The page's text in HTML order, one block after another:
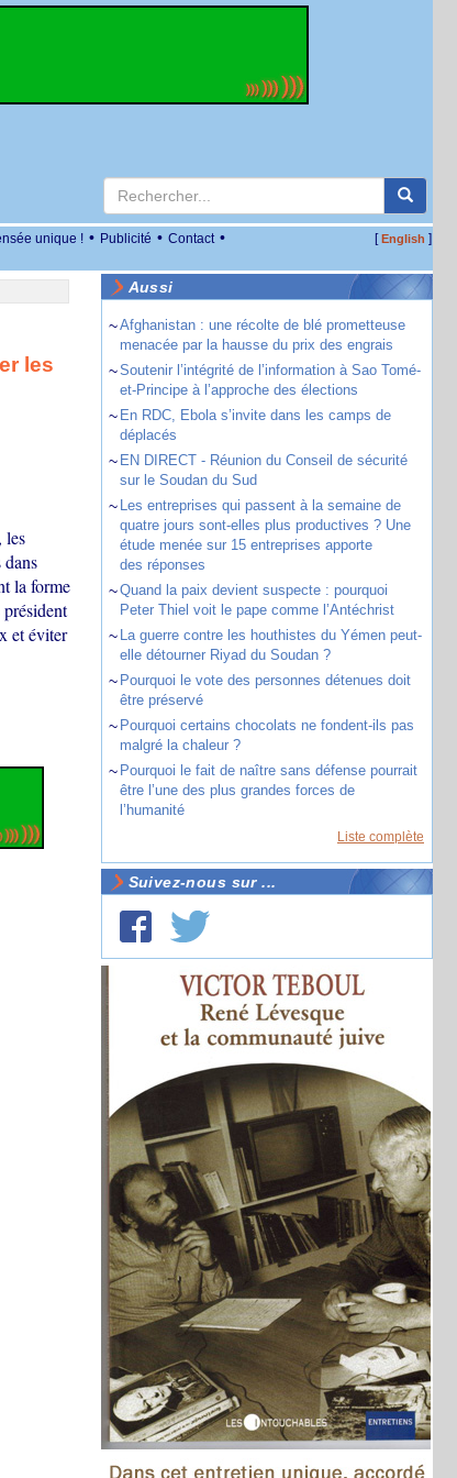
unique ! • Publicité • Contact • [English ]
les
les
la forme
et éviter
Aussi
~Afghanistan : une récolte de blé prometteuse
menacée par la hausse du prix des engrais
~Soutenir l’intégrité de l’information à Sao Tomé-
et-Principe à l’approche des élections
~ En RDC, Ebola s’invite dans les camps de
déplacés
~ EN DIRECT - Réunion du Conseil de sécurité
sur le Soudan du Sud
~ Les entreprises qui passent à la semaine de
quatre jours sont-elles plus productives ? Une
étude menée sur 15 entreprises apporte
des réponses
~Quand la paix devient suspecte : pourquoi
Peter Thiel voit le pape comme l’Antéchrist
~ La guerre contre les houthistes du Yémen peut-
elle détourner Riyad du Soudan ?
~ Pourquoi le vote des personnes détenues doit
être préservé
~ Pourquoi certains chocolats ne fondent-ils pas
malgré la chaleur ?
~ Pourquoi le fait de naître sans défense pourrait
être l’une des plus grandes forces de
l’humanité
Liste complète
Suivez-nous sur ...